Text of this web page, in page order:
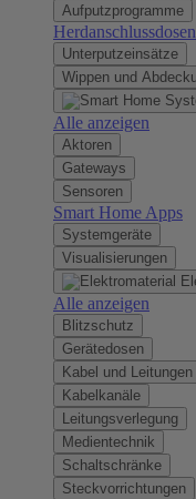
Aufputzprogramme
Herdanschlussdosen
Unterputzeinsätze
Wippen und
Alle anzeigen
Aktoren
Gateways
Sensoren
Smart Home Apps
Systemgeräte
Visualisierungen
Alle anzeigen
Blitzschutz
Gerätedosen
Kabel und Leitungen
Kabelkanäle
Leitungsverlegung
Medientechnik
Schaltschränke
Steckvorrichtungen